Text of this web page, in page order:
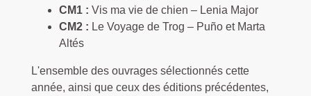
CM1 : Vis ma vie de chien – Lenia Major
CM2 : Le Voyage de Trog – Puño et Marta
Altés
L'ensemble des ouvrages sélectionnés cette
année, ainsi que ceux des éditions précédentes,